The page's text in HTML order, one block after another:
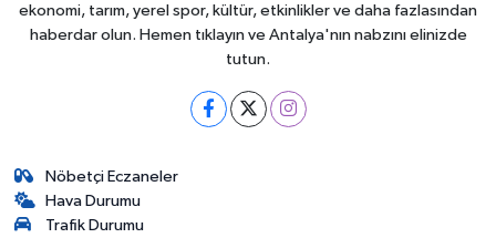
ekonomi, tarım, yerel spor, kültür, etkinlikler ve daha fazlasından
haberdar olun. Hemen tıklayın ve Antalya'nın nabzını elinizde
tutun.
Nöbetçi Eczaneler
Hava Durumu
Trafik Durumu